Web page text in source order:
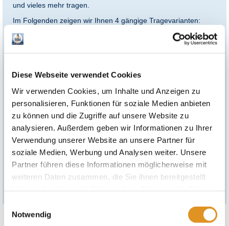
Diese Webseite verwendet Cookies
Wir verwenden Cookies, um Inhalte und Anzeigen zu
personalisieren, Funktionen für soziale Medien anbieten
zu können und die Zugriffe auf unsere Website zu
analysieren. Außerdem geben wir Informationen zu Ihrer
Verwendung unserer Website an unsere Partner für
soziale Medien, Werbung und Analysen weiter. Unsere
Partner führen diese Informationen möglicherweise mit
weiteren Daten zusammen, die Sie ihnen bereitgestellt
Cookies, wenn Sie unsere Webseite weiterhin nutzen.
Einwilligungsauswahl
Notwendig
und vieles mehr tragen.
Im Folgenden zeigen wir Ihnen 4 gängige Tragevarianten:
Maske: Thermen-Multifunktionstuch über den Kopf ziehen,
sodass es um den Hals liegt. Anschließend über die Nase
ziehen.
bis es um den Hals liegt.
Stirnband: Thermen-Multifunktionstuch schmal
zusammenlegen und anschließend über den Kopf bis zur
Stirn ziehen.
Sturmhaube: Thermen-Multifunktionstuch über den Kopf
ziehen. Anschließend das vordere Ende des Tuchs mit einer
Hand unter dem Kinn festhalten. Danach das andere Ende
des Tuchs im Nacken mit einer Hand hoch über den Kopf bis
vorne zur Stirn ziehen.
Probieren Sie die Vielzahl an Tragemöglichkeiten aus!